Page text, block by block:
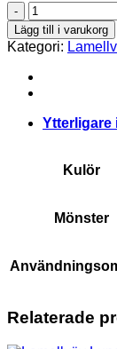
Lamellväv
Lima
10690
mängd
Lägg till i varukorg
Kategori:
Ytterligare
Kulör
Mönster
Relaterade